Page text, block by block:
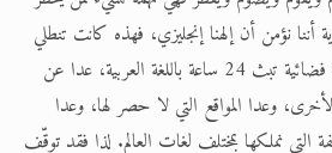
أننا نؤمن أن إلهنا إنجليزي، فهذه كانت تنطلي
على الناس قبل أن ننشئ محطة فضائية تبث 24 ساعة باللغة العربية، عدا عن
وعدا المواقع التي لا حصر لها، وعدا
التي نملكها بمختلف لغات العالم. لذا فقد توقّف